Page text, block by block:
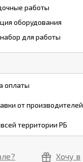
работы
оборудования
для работы
оплаты
от производителей
территории РБ
Хочу в